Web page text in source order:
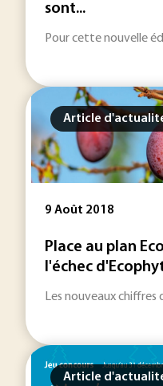
sont...
Pour cette nouvelle
Article
9 Août 2018
Place au plan
l'échec
Les nouveaux
Article